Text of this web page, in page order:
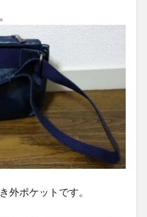
外ポケットです。